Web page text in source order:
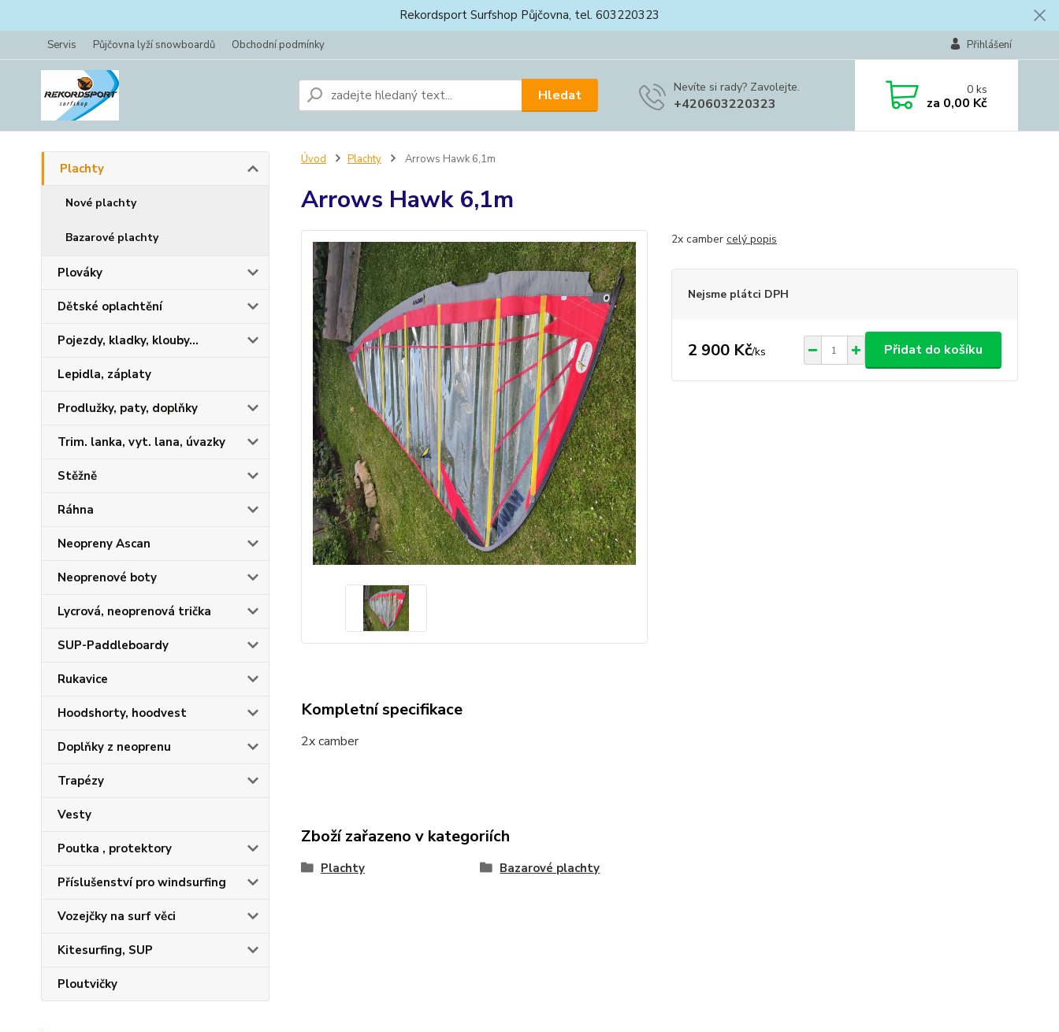
Rekordsport Surfshop Půjčovna, tel. 603220323
Servis Půjčovna lyží snowboardů Obchodní podmínky Přihlášení
Hledat Nevíte si rady? Zavolejte.
+420603220323
0ks
za 0,00 Kč
Plachty
Nové plachty
Bazarové plachty
Plováky
Dětské oplachtění
Pojezdy, kladky, klouby...
Lepidla, záplaty
Prodlužky, paty, doplňky
Trim. lanka, vyt. lana, úvazky
Stěžně
Ráhna
Neopreny Ascan
Neoprenové boty
Lycrová, neoprenová trička
SUP-Paddleboardy
Rukavice
Hoodshorty, hoodvest
Doplňky z neoprenu
Trapézy
Vesty
Poutka , protektory
Příslušenství pro windsurfing
Vozejčky na surf věci
Kitesurfing, SUP
Ploutvičky
Úvod Plachty Arrows Hawk 6,1m
Arrows Hawk 6,1m
2x camber celý popis
Nejsme plátci DPH
2 900 Kč/ks Přidat do košíku
Kompletní specifikace
2x camber
Zboží zařazeno v kategoriích
Plachty Bazarové plachty